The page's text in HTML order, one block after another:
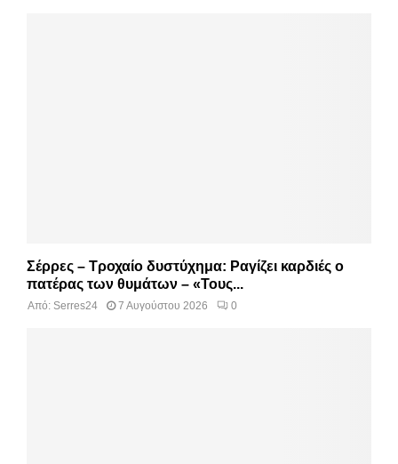
Σέρρες – Τροχαίο δυστύχημα: Ραγίζει καρδιές ο
πατέρας των θυμάτων – «Τους...
Από: Serres24 7 Αυγούστου 2026 0